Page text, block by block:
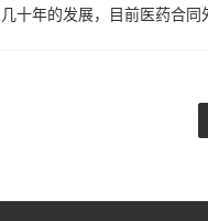
几十年的发展，目前医药合